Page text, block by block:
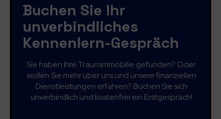
Buchen Sie Ihr
unverbindliches
Kennenlern-Gespräch
Sie haben Ihre Traumimmobilie gefunden? Oder
wollen Sie mehr über uns und unsere finanziellen
Dienstleistungen erfahren? Buchen Sie sich
unverbindlich und kostenfrei ein Erstgespräch!